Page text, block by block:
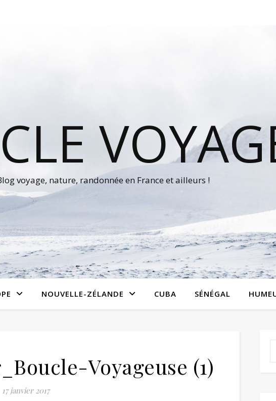
voyage, nature, randonnée en France et ailleurs !
NOUVELLE-ZÉLANDE CUBA SÉNÉGAL
Voyageuse (1)
17 janvier 2017